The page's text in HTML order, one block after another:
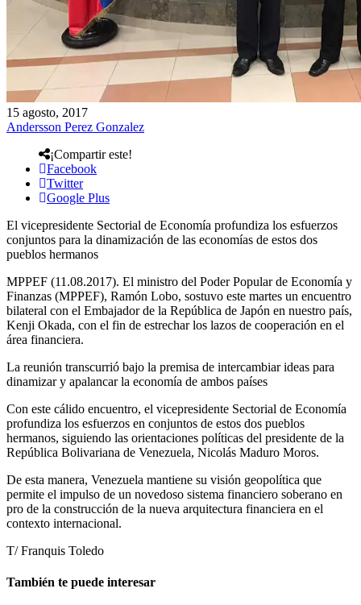
15 agosto, 2017
Andersson Perez Gonzalez
¡Compartir este!
Facebook
Twitter
Google Plus
El vicepresidente Sectorial de Economía profundiza los esfuerzos
conjuntos para la dinamización de las economías de estos dos
pueblos hermanos
MPPEF (11.08.2017). El ministro del Poder Popular de Economía y
Finanzas (MPPEF), Ramón Lobo, sostuvo este martes un encuentro
bilateral con el Embajador de la República de Japón en nuestro país,
Kenji Okada, con el fin de estrechar los lazos de cooperación en el
área financiera.
La reunión transcurrió bajo la premisa de intercambiar ideas para
dinamizar y apalancar la economía de ambos países
Con este cálido encuentro, el vicepresidente Sectorial de Economía
profundiza los esfuerzos en conjuntos de estos dos pueblos
hermanos, siguiendo las orientaciones políticas del presidente de la
República Bolivariana de Venezuela, Nicolás Maduro Moros.
De esta manera, Venezuela mantiene su visión geopolítica que
permite el impulso de un novedoso sistema financiero soberano en
pro de la construcción de la nueva arquitectura financiera en el
contexto internacional.
T/ Franquis Toledo
También te puede interesar